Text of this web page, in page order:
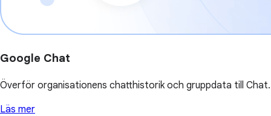
Google Chat
Överför organisationens chatthistorik och gruppdata till Chat.
Läs mer